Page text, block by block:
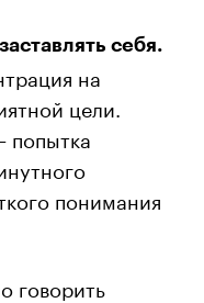
себя.
на
цели.
понимания
говорить